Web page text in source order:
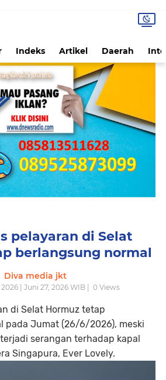
Indeks Artikel Daerah
pelayaran di Selat
berlangsung normal
Diva media jkt
| Juni 27, 2026 WIB | 0Views
di Selat Hormuz tetap
pada Jumat (26/6/2026), meski
serangan terhadap kapal
Singapura, Ever Lovely.